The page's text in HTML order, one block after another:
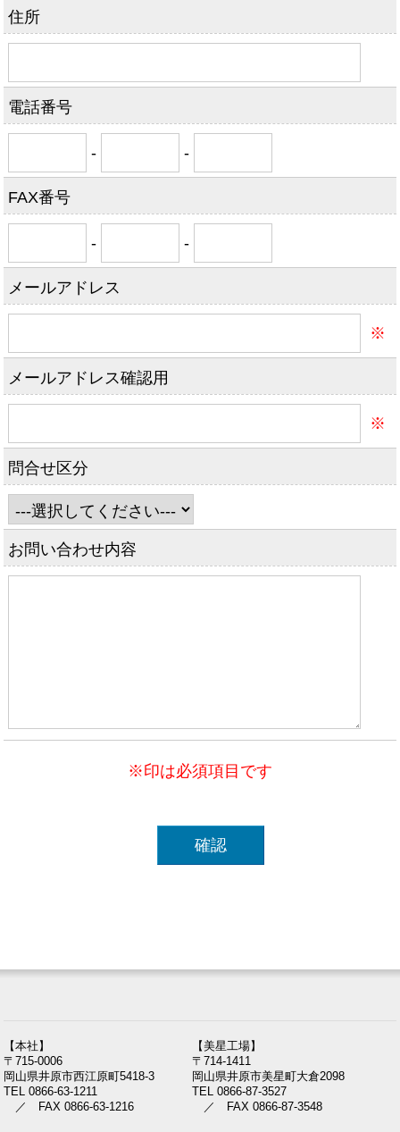
住所
電話番号
- -
FAX番号
- -
メールアドレス
※
メールアドレス確認用
※
問合せ区分
お問い合わせ内容
※印は必須項目です
【本社】
〒715-0006
岡山県井原市西江原町5418-3
TEL 0866-63-1211
／ FAX 0866-63-1216
【美星工場】
〒714-1411
岡山県井原市美星町大倉2098
TEL 0866-87-3527
／ FAX 0866-87-3548